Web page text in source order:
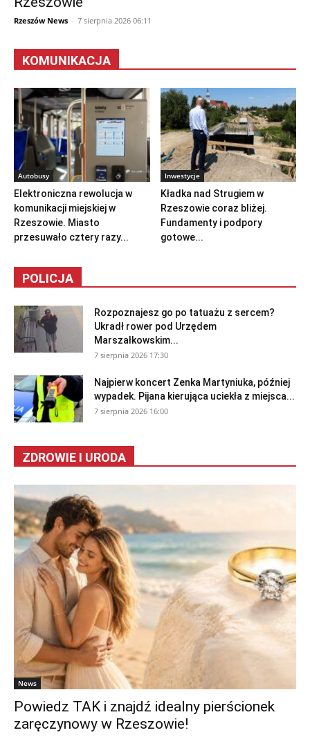
Rzeszów News - 7 sierpnia 2026 06:11
KOMUNIKACJA
Autobusy
Elektroniczna rewolucja w
komunikacji miejskiej w
Rzeszowie. Miasto
przesuwało cztery razy...
Inwestycje
Kładka nad Strugiem w
Rzeszowie coraz bliżej.
Fundamenty i podpory
gotowe...
POLICJA
Rozpoznajesz go po tatuażu z sercem?
Ukradł rower pod Urzędem
Marszałkowskim...
7 sierpnia 2026 17:30
Najpierw koncert Zenka Martyniuka, później
wypadek. Pijana kierująca uciekła z miejsca...
7 sierpnia 2026 16:00
ZDROWIE I URODA
News
Powiedz TAK i znajdź idealny pierścionek
zaręczynowy w Rzeszowie!